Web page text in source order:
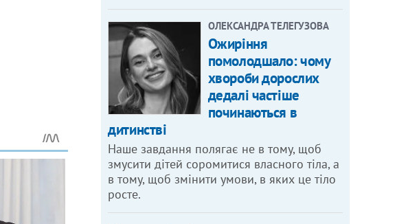
ОЛЕКСАНДРА ТЕЛЕГУЗОВА
Ожиріння
помолодшало: чому
хвороби дорослих
дедалі частіше
починаються в
дитинстві
Наше завдання полягає не в тому, щоб
змусити дітей соромитися власного тіла, а
в тому, щоб змінити умови, в яких це тіло
росте.